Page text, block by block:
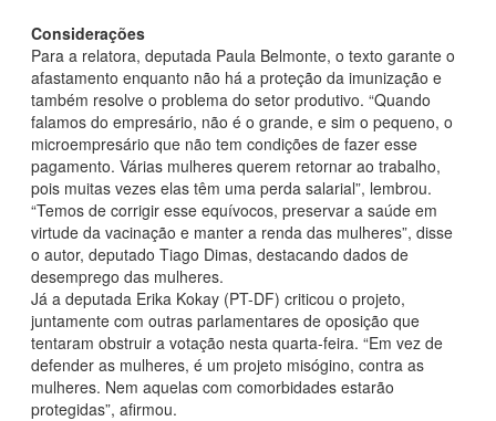
Considerações
Para a relatora, deputada Paula Belmonte, o texto garante o
afastamento enquanto não há a proteção da imunização e
também resolve o problema do setor produtivo. “Quando
falamos do empresário, não é o grande, e sim o pequeno, o
microempresário que não tem condições de fazer esse
pagamento. Várias mulheres querem retornar ao trabalho,
pois muitas vezes elas têm uma perda salarial”, lembrou.
“Temos de corrigir esse equívocos, preservar a saúde em
virtude da vacinação e manter a renda das mulheres”, disse
o autor, deputado Tiago Dimas, destacando dados de
desemprego das mulheres.
Já a deputada Erika Kokay (PT-DF) criticou o projeto,
juntamente com outras parlamentares de oposição que
tentaram obstruir a votação nesta quarta-feira. “Em vez de
defender as mulheres, é um projeto misógino, contra as
mulheres. Nem aquelas com comorbidades estarão
protegidas”, afirmou.